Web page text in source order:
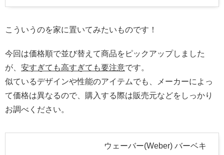
こういうのを家に置いてみたいものです！
今回は価格順で並び替えて商品をピックアップしました
が、 安すぎても高すぎても要注意です。
似ているデザインや性能のアイテムでも、メーカーによっ
て価格は異なるので、購入する際は販売元などをしっかり
お調べください。
ウェーバー(Weber) バーベキ